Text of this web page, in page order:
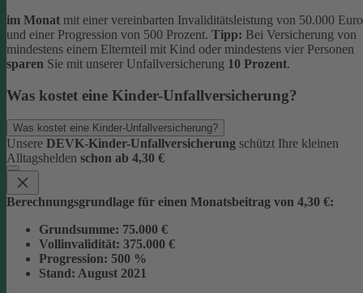
im Monat mit einer vereinbarten Invaliditätsleistung von 50.000 Euro
und einer Progression von 500 Prozent. Tipp: Bei Versicherung von
mindestens einem Elternteil mit Kind oder mindestens vier Personen
sparen Sie mit unserer Unfallversicherung 10 Prozent.
Was kostet eine Kinder-Unfallversicherung?
Was kostet eine Kinder-Unfallversicherung?
Unsere DEVK-Kinder-Unfallversicherung schützt Ihre kleinen
Alltagshelden schon ab 4,30 €
Berechnungsgrundlage für einen Monatsbeitrag von 4,30 €:
Grundsumme: 75.000 €
Vollinvalidität: 375.000 €
Progression: 500 %
Stand: August 2021